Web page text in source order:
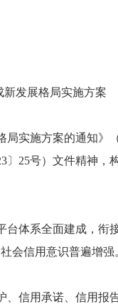
新发展格局实施方案
局实施方案的通知》
3〕 25号）文件精神，
体系全面建成，衔
会信用意识普遍增强
信用承诺、信用报